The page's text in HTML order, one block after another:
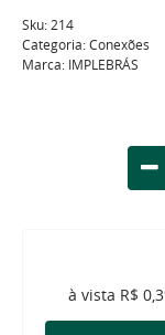
Sku:214
Categoria:Conexões
Marca: IMPLEBRÁS
à vista R$